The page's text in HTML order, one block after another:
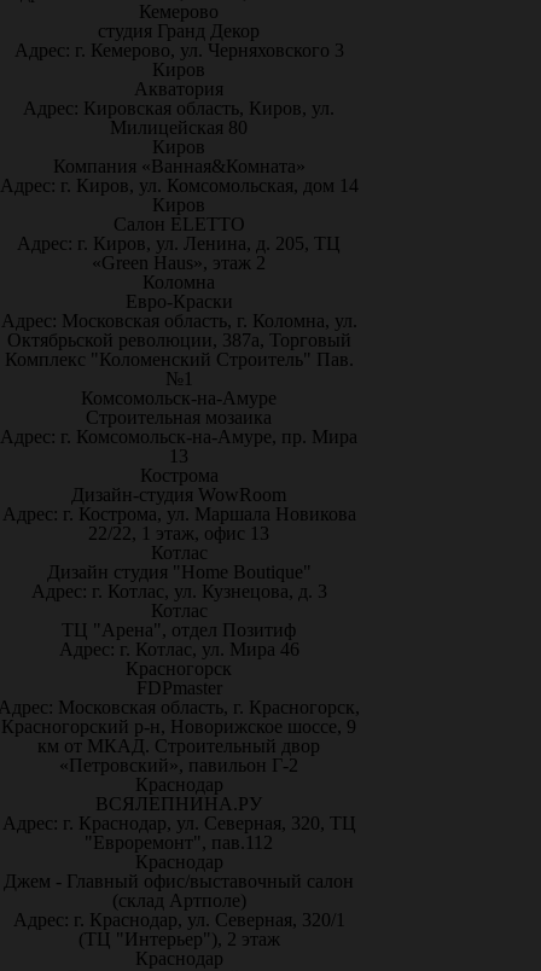
Кемерово
студия Гранд Декор
Адрес: г. Кемерово, ул. Черняховского 3
Киров
Акватория
Адрес: Кировская область, Киров, ул.
Милицейская 80
Киров
Компания «Ванная&Комната»
Адрес: г. Киров, ул. Комсомольская, дом 14
Киров
Салон ELETTO
Адрес: г. Киров, ул. Ленина, д. 205, ТЦ
«Green Haus», этаж 2
Коломна
Евро-Краски
Адрес: Московская область, г. Коломна, ул.
Октябрьской революции, 387а, Торговый
Комплекс "Коломенский Строитель" Пав.
№1
Комсомольск-на-Амуре
Строительная мозаика
Адрес: г. Комсомольск-на-Амуре, пр. Мира
13
Кострома
Дизайн-студия WowRoom
Адрес: г. Кострома, ул. Маршала Новикова
22/22, 1 этаж, офис 13
Котлас
Дизайн студия "Home Boutique"
Адрес: г. Котлас, ул. Кузнецова, д. 3
Котлас
ТЦ "Арена", отдел Позитиф
Адрес: г. Котлас, ул. Мира 46
Красногорск
FDPmaster
Московская область, г. Красногорск,
Красногорский р-н, Новорижское шоссе, 9
км от МКАД. Строительный двор
«Петровский», павильон Г-2
Краснодар
ВСЯЛЕПНИНА.РУ
Адрес: г. Краснодар, ул. Северная, 320, ТЦ
"Евроремонт", пав.112
Краснодар
Джем - Главный офис/выставочный салон
(склад Артполе)
Адрес: г. Краснодар, ул. Северная, 320/1
(ТЦ "Интерьер"), 2 этаж
Краснодар